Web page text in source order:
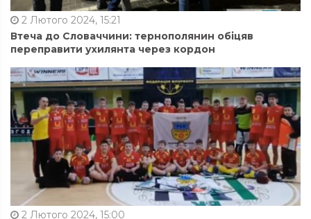
2 Лютого 2024, 15:21
Втеча до Словаччини: тернополянин обіцяв
переправити ухилянта через кордон
2 Лютого 2024, 15:00